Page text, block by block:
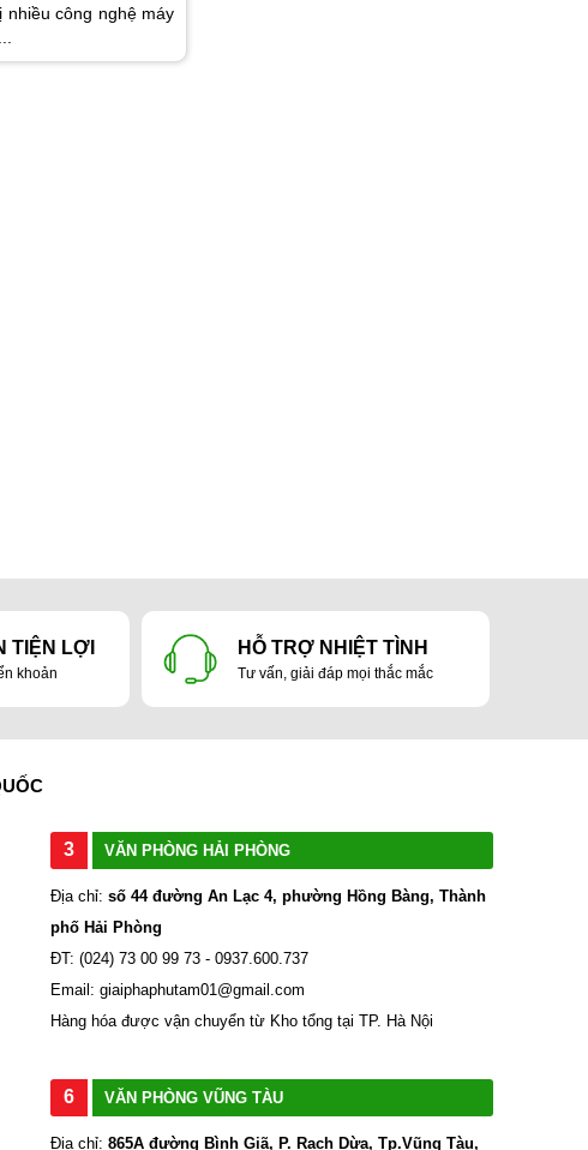
công nghệ máy
TIỆN LỢI
khoản
HỖ TRỢ NHIỆT TÌNH
Tư vấn, giải đáp mọi thắc mắc
3 VĂN PHÒNG HẢI PHÒNG
Địa chỉ: số 44 đường An Lạc 4, phường Hồng Bàng, Thành
phố Hải Phòng
ĐT: (024) 73 00 99 73 - 0937.600.737
Email: giaiphaphutam01@gmail.com
Hàng hóa được vận chuyển từ Kho tổng tại TP. Hà Nội
6 VĂN PHÒNG VŨNG TÀU
Địa chỉ: 865A đường Bình Giã, P. Rạch Dừa, Tp.Vũng Tàu,